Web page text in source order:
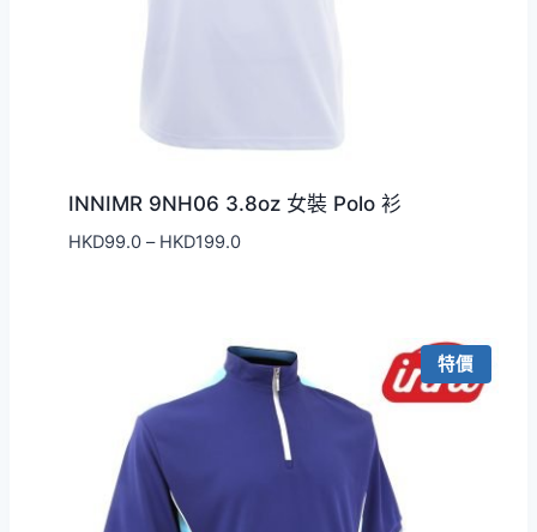
INNIMR 9NH06 3.8oz 女裝 Polo 衫
HKD99.0 – HKD199.0價
HKD99.0
到
HKD199.0
特價